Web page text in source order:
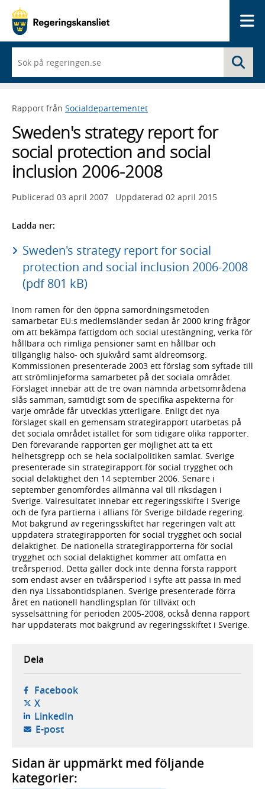
du
börjar
skriva
framträder
lista
med
sökförslag
Rapport från Socialdepartementet
Sweden's strategy report for
social protection and social
inclusion 2006-2008
Publicerad 03 april 2007 Uppdaterad 02 april 2015
Ladda ner:
Sweden's strategy report for social
protection and social inclusion 2006-2008
(pdf 801 kB)
Inom ramen för den öppna samordningsmetoden
samarbetar EU:s medlemsländer sedan år 2000 kring frågor
om att bekämpa fattigdom och social utestängning, verka för
hållbara och rimliga pensioner samt en hållbar och
tillgänglig hälso- och sjukvård samt äldreomsorg.
Kommissionen presenterade 2003 ett förslag som syftade till
att strömlinjeforma samarbetet på det sociala området.
Förslaget innebär att de tre ovan nämnda arbetsområdena
slås samman, samtidigt som de specifika aspekterna för
varje område får utvecklas ytterligare. Enligt det nya
förslaget skall en gemensam strategirapport utarbetas på
det sociala området istället för som tidigare olika rapporter.
Den förevarande rapporten ger möjlighet att ta ett
helhetsgrepp och se hela socialpolitiken samlat. Sverige
presenterade sin strategirapport för social trygghet och
social delaktighet den 14 september 2006. Senare i
september genomfördes allmänna val till riksdagen i
Sverige. Valresultatet innebar ett regeringsskifte i Sverige
och de fyra partierna i allians för Sverige bildade regering.
Mot bakgrund av regeringsskiftet har regeringen valt att
uppdatera strategirapporten för social trygghet och social
delaktighet. De nationella strategirapporterna för social
trygghet och social delaktighet kommer att omfatta en
treårsperiod. Detta gäller dock inte denna första rapport
som endast avser en tvåårsperiod i syfte att passa in med
den nya Lissabontidsplanen. Sverige presenterade förra
året en nationell handlingsplan för tillväxt och
sysselsättning för perioden 2005-2008, också denna rapport
har uppdaterats mot bakgrund av regeringsskiftet i Sverige.
Dela
Facebook- öppnas i ny flik, extern webbplats,
X- öppnas i ny flik, extern webbplats,
LinkedIn- öppnas i ny flik, extern webbplats,
E-post- öppnar din e-postklient,
Sidan är uppmärkt med följande
kategorier: